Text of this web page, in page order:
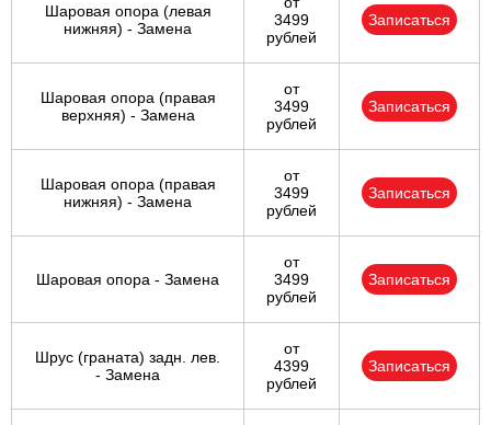
Шаровая опора (левая
нижняя) - Замена
3499
рублей
Записаться
Шаровая опора (правая
верхняя) - Замена
от
3499
рублей
Записаться
Шаровая опора (правая
нижняя) - Замена
от
3499
рублей
Записаться
Шаровая опора - Замена
от
3499
рублей
Записаться
Шрус (граната) задн. лев.
- Замена
от
4399
рублей
Записаться